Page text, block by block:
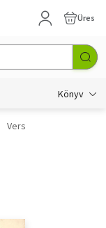
Üres
Könyv
Vers